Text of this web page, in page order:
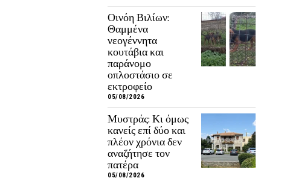
Οινόη Βιλίων:
Θαμμένα
νεογέννητα
κουτάβια και
παράνομο
οπλοστάσιο σε
εκτροφείο
05/08/2026
Μυστράς: Κι όμως
κανείς επί δύο και
πλέον χρόνια δεν
αναζήτησε τον
πατέρα
05/08/2026